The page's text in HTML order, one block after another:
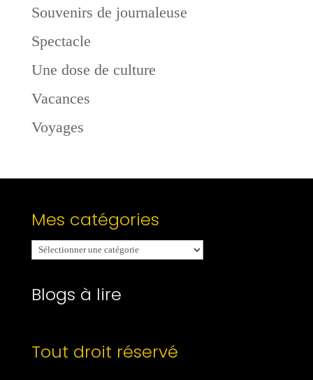
Souvenirs de journaleuse
Spectacle
Une dose de culture
Vacances
Voyages
Mes catégories
Mes
catégories
Blogs à lire
Tout droit réservé